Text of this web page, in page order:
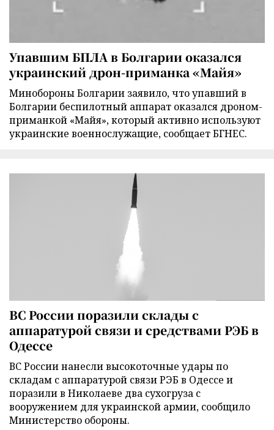
Упавшим БПЛА в Болгарии оказался
украинский дрон-приманка «Майя»
Минобороны Болгарии заявило, что упавший в
Болгарии беспилотный аппарат оказался дроном-
приманкой «Майя», который активно используют
украинские военнослужащие, сообщает БГНЕС.
ВС России поразили склады с
аппаратурой связи и средствами РЭБ в
Одессе
ВС России нанесли высокоточные удары по
складам с аппаратурой связи РЭБ в Одессе и
поразили в Николаеве два сухогруза с
вооружением для украинской армии, сообщило
Министерство обороны.